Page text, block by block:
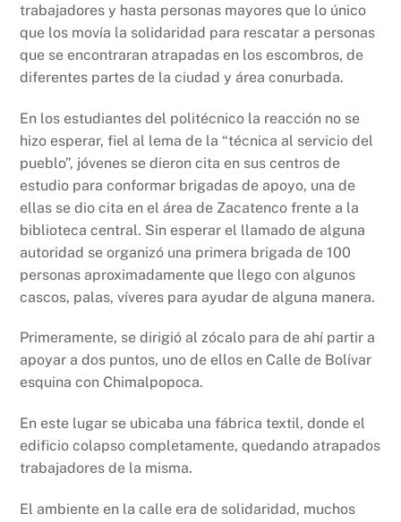
trabajadores y hasta personas mayores que lo único
que los movía la solidaridad para rescatar a personas
que se encontraran atrapadas en los escombros, de
diferentes partes de la ciudad y área conurbada.
En los estudiantes del politécnico la reacción no se
hizo esperar, fiel al lema de la “técnica al servicio del
pueblo”, jóvenes se dieron cita en sus centros de
estudio para conformar brigadas de apoyo, una de
ellas se dio cita en el área de Zacatenco frente a la
biblioteca central. Sin esperar el llamado de alguna
autoridad se organizó una primera brigada de 100
personas aproximadamente que llego con algunos
cascos, palas, víveres para ayudar de alguna manera.
Primeramente, se dirigió al zócalo para de ahí partir a
apoyar a dos puntos, uno de ellos en Calle de Bolívar
esquina con Chimalpopoca.
En este lugar se ubicaba una fábrica textil, donde el
edificio colapso completamente, quedando atrapados
trabajadores de la misma.
El ambiente en la calle era de solidaridad, muchos